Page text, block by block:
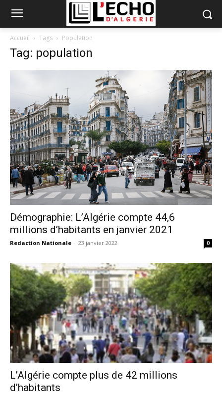
Accueil Tags Population
Tag: population
Démographie: L’Algérie compte 44,6
millions d’habitants en janvier 2021
Redaction Nationale - 23 janvier 2022 0
L’Algérie compte plus de 42 millions
d’habitants